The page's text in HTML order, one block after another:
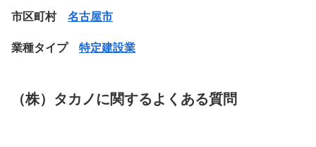
市区町村 名古屋市
業種タイプ 特定建設業
（株）タカノに関するよくある質問